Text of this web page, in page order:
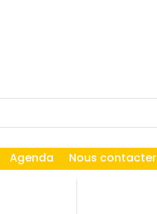
Agenda Nous contacter